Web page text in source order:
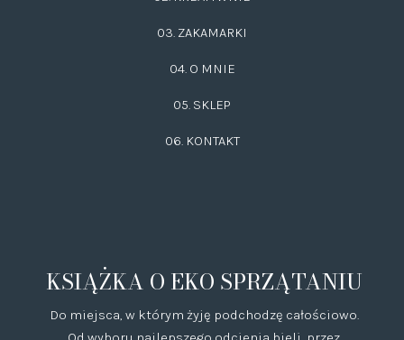
03. ZAKAMARKI
04. O MNIE
05. SKLEP
06. KONTAKT
KSIĄŻKA O EKO SPRZĄTANIU
Do miejsca, w którym żyję podchodzę całościowo.